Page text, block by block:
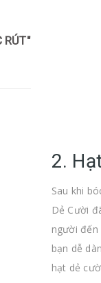
2.
Sau khi
Dẻ Cười
người đến
bạn dễ
hạt dẻ
RÚT"